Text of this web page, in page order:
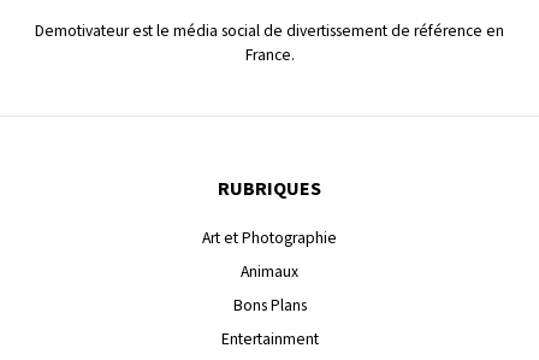
Demotivateur est le média social de divertissement de référence en
France.
RUBRIQUES
Art et Photographie
Animaux
Bons Plans
Entertainment